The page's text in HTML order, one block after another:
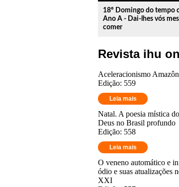
18º Domingo do tempo
Ano A - Dai-lhes vós
comer
Revista ihu
Aceleracionismo
Edição: 559
Leia mais
Natal. A poesia mística
Deus no Brasil profundo
Edição: 558
Leia mais
O veneno automático e
ódio e suas atualizações
XXI